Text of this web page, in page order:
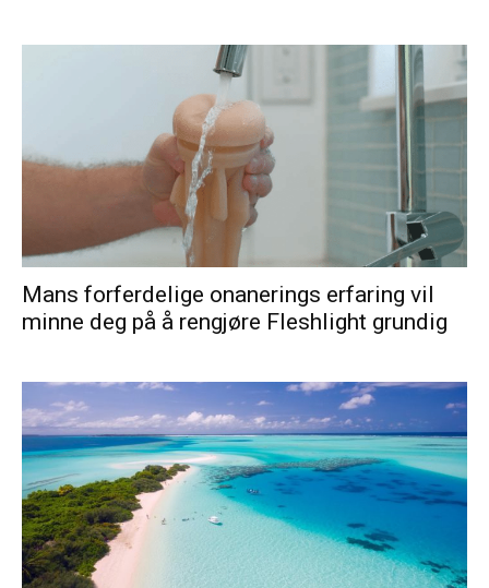
Mans forferdelige onanerings erfaring vil
minne deg på å rengjøre Fleshlight grundig